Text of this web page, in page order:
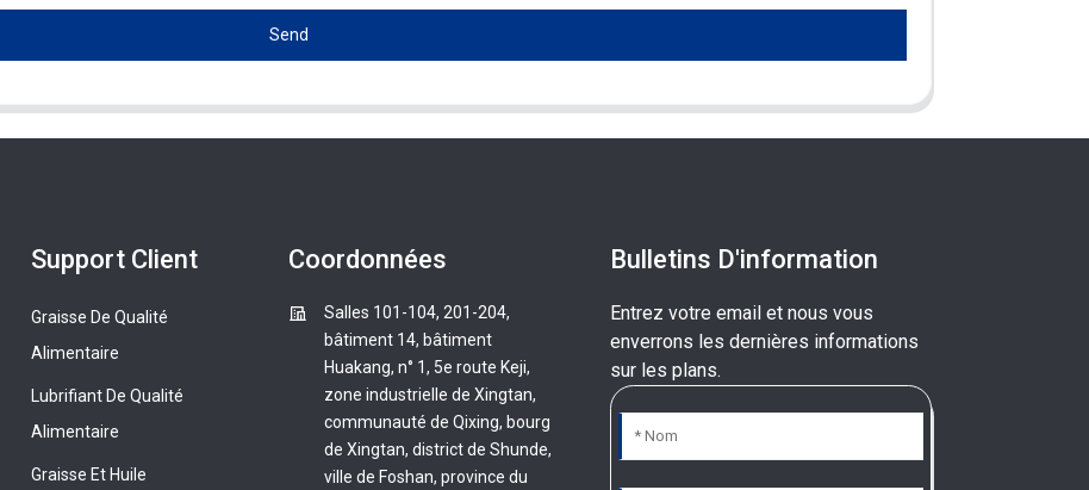
Send
Support Client
Graisse De Qualité
Alimentaire
Lubrifiant De Qualité
Alimentaire
Graisse Et Huile
Coordonnées
Salles 101-104, 201-204,
bâtiment 14, bâtiment
Huakang, n° 1, 5e route Keji,
zone industrielle de Xingtan,
communauté de Qixing, bourg
de Xingtan, district de Shunde,
ville de Foshan, province du
Bulletins D'information
Entrez votre email et nous vous
enverrons les dernières informations
sur les plans.